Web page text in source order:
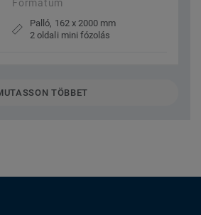
Formátum
Palló, 162 x 2000 mm
2 oldali mini fózolás
TÖBBET